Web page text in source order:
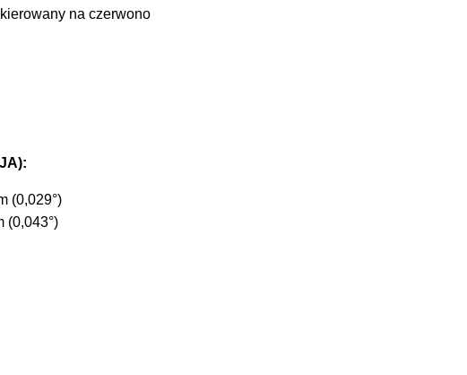
na czerwono
(0,029°)
(0,043°)